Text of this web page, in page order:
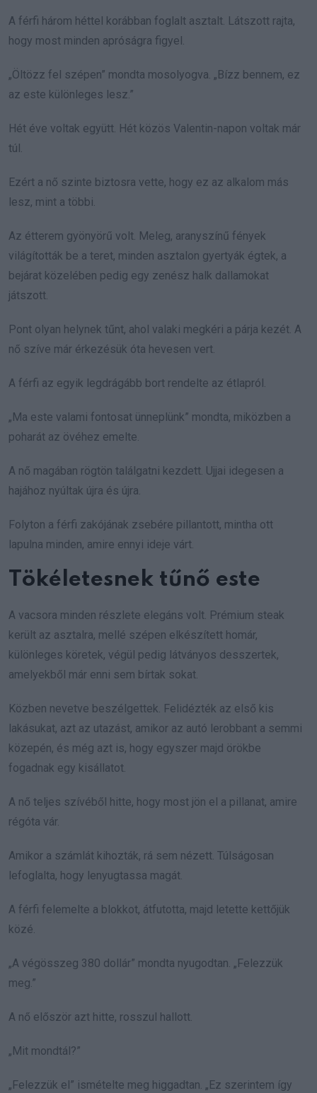
A férfi három héttel korábban foglalt asztalt. Látszott rajta,
hogy most minden apróságra figyel.
„Öltözz fel szépen” mondta mosolyogva. „Bízz bennem, ez
az este különleges lesz.”
Hét éve voltak együtt. Hét közös Valentin-napon voltak már
túl.
Ezért a nő szinte biztosra vette, hogy ez az alkalom más
lesz, mint a többi.
Az étterem gyönyörű volt. Meleg, aranyszínű fények
világították be a teret, minden asztalon gyertyák égtek, a
bejárat közelében pedig egy zenész halk dallamokat
játszott.
Pont olyan helynek tűnt, ahol valaki megkéri a párja kezét. A
nő szíve már érkezésük óta hevesen vert.
A férfi az egyik legdrágább bort rendelte az étlapról.
„Ma este valami fontosat ünneplünk” mondta, miközben a
poharát az övéhez emelte.
A nő magában rögtön találgatni kezdett. Ujjai idegesen a
hajához nyúltak újra és újra.
Folyton a férfi zakójának zsebére pillantott, mintha ott
lapulna minden, amire ennyi ideje várt.
Tökéletesnek tűnő este
A vacsora minden részlete elegáns volt. Prémium steak
került az asztalra, mellé szépen elkészített homár,
különleges köretek, végül pedig látványos desszertek,
amelyekből már enni sem bírtak sokat.
Közben nevetve beszélgettek. Felidézték az első kis
lakásukat, azt az utazást, amikor az autó lerobbant a semmi
közepén, és még azt is, hogy egyszer majd örökbe
fogadnak egy kisállatot.
A nő teljes szívéből hitte, hogy most jön el a pillanat, amire
régóta vár.
Amikor a számlát kihozták, rá sem nézett. Túlságosan
lefoglalta, hogy lenyugtassa magát.
A férfi felemelte a blokkot, átfutotta, majd letette kettőjük
közé.
„A végösszeg 380 dollár” mondta nyugodtan. „Felezzük
meg.”
A nő először azt hitte, rosszul hallott.
„Mit mondtál?”
„Felezzük el” ismételte meg higgadtan. „Ez szerintem így